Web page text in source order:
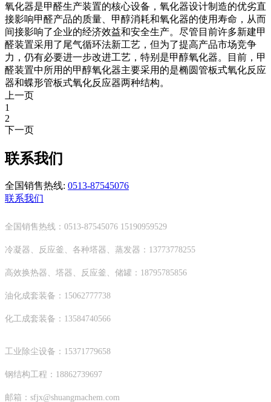
氧化器是甲醛生产装置的核心设备，氧化器设计制造的优劣直
接影响甲醛产品的质量、甲醇消耗和氧化器的使用寿命，从而
间接影响了企业的经济效益和安全生产。尽管目前许多新建甲
醛装置采用了尾气循环法新工艺，但为了提高产品市场竞争
力，仍有必要进一步改进工艺，特别是甲醇氧化器。目前，甲
醛装置中所用的甲醇氧化器主要采用的是椭圆管板式氧化反应
器和蝶形管板式氧化反应器两种结构。
上一页
1
2
下一页
联系我们
全国销售热线: 0513-87545076
联系我们
全国销售热线：0513-87545076 15190959529
冷凝器、反应釜、各种塔器、蒸发器：13773778255
高效换热器、塔器、反应釜、储罐：18795785856
油化成套装备：15062777738
化工成套装备：13584740566
工业除尘设备：15371779658
钢结构工程：18862739697
邮箱：sfjx@shuangmachem.com